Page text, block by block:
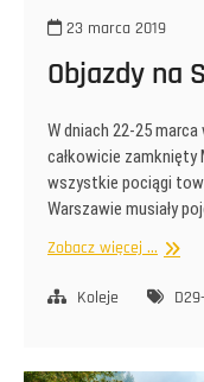
23 marca 2019
Objazdy na
W dniach 22-25
całkowicie
wszystkie pociągi
Warszawie musiały
Zobacz więcej ... Objazdy
SŁ
Koleje